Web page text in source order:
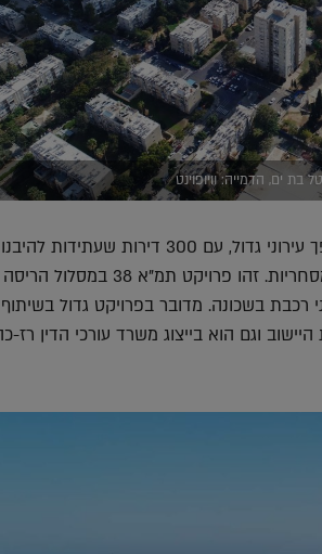
בת ים, הדמייה: וויופוינט
גם בלב שכונת בבלי בתל אביב עובדים על מהפך עירוני גדול, עם 300 דירות שעתידות
בתשעה בניינים חדשים, אחדים בעלי חזיתות מסחריות. זהו
בשישה בנייני רכבת בשכונה. מדובר בפרויקט גדול
וגם הוא בייצוג משרד עורכי הדין רז-